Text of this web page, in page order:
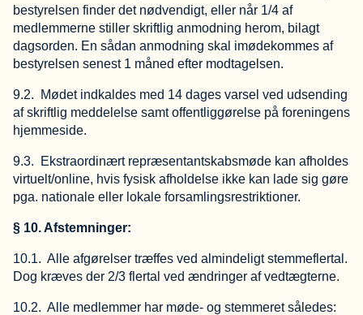
bestyrelsen finder det nødvendigt, eller når 1/4 af
medlemmerne stiller skriftlig anmodning herom, bilagt
dagsorden. En sådan anmodning skal imødekommes af
bestyrelsen senest 1 måned efter modtagelsen.
9.2. Mødet indkaldes med 14 dages varsel ved udsending
af skriftlig meddelelse samt offentliggørelse på foreningens
hjemmeside.
9.3. Ekstraordinært repræsentantskabsmøde kan afholdes
virtuelt/online, hvis fysisk afholdelse ikke kan lade sig gøre
pga. nationale eller lokale forsamlingsrestriktioner.
§ 10. Afstemninger:
10.1. Alle afgørelser træffes ved almindeligt stemmeflertal.
Dog kræves der 2/3 flertal ved ændringer af vedtægterne.
10.2. Alle medlemmer har møde- og stemmeret således: